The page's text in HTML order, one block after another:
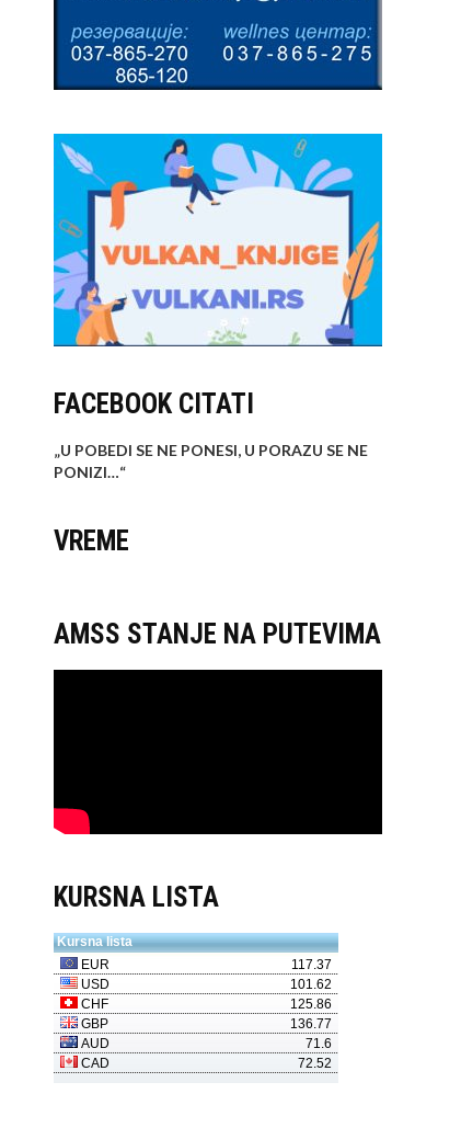
FACEBOOK CITATI
„U POBEDI SE NE PONESI, U PORAZU SE NE
PONIZI…“
VREME
AMSS STANJE NA PUTEVIMA
KURSNA LISTA